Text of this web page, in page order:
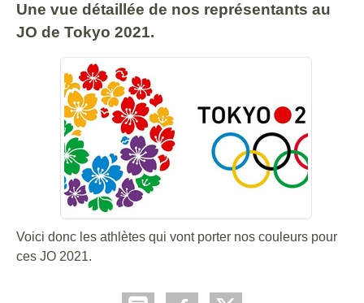
Une vue détaillée de nos représentants au
JO de Tokyo 2021.
Voici donc les athlètes qui vont porter nos couleurs pour
ces JO 2021.